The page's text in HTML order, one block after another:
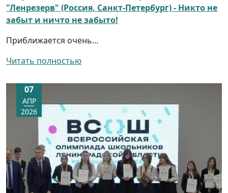
"Ленрезерв" (Россия, Санкт-Петербург) - Никто не
забыт и ничто не забыто!
Приближается очень…
Читать полностью
07
АПР
2026